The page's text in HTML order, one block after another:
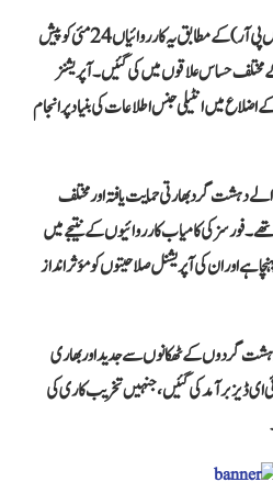
پاک فوج کے شعبہ تعلقات عامہ (آئی ایس پی آر) کے مطابق یہ کارروائیاں 24 مئی کو پیش
حساس علاقوں میں کی گئیں۔ آپریشنز
میں انٹیلی جنس اطلاعات کی بنیاد پر انجام
دہشت گرد بھارتی حمایت یافتہ اور مختلف
فورسز کی کامیاب کارروائیوں کے نتیجے میں
اور ان کی آپریشنل صلاحیتوں کو مؤثر انداز
گردوں کے ٹھکانوں سے جدید اور بھاری
ای ڈیز برآمد کی گئیں، جنہیں تخریب کاری کی